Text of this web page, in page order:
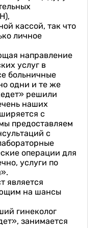
кассой, так что
личное
направление
услуг в
больничные
одни и те же
решили
наших
с
предоставляем
с
операции для
услуги по
является
на шансы
гинеколог
занимается